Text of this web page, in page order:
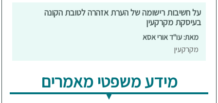
על חשיבות רישומה של הערת אזהרה לטובת הקונה
בעיסקת מקרקעין
מאת: עו"ד אורי אסא
מקרקעין
מידע משפטי מאמרים